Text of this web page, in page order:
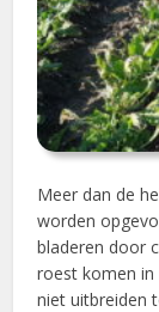
Meer dan de
worden
bladeren door
roest komen
niet uitbreiden